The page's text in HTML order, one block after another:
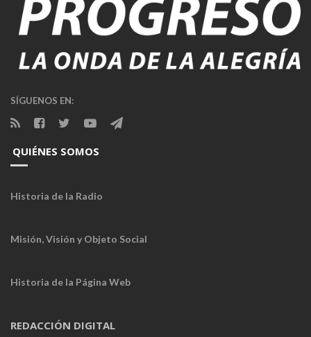
SÍGUENOS EN:
QUIÉNES SOMOS
Historia de la Radio
Misión, Visión y Objeto Social
Historia de la Página Web
REDACCIÓN DIGITAL